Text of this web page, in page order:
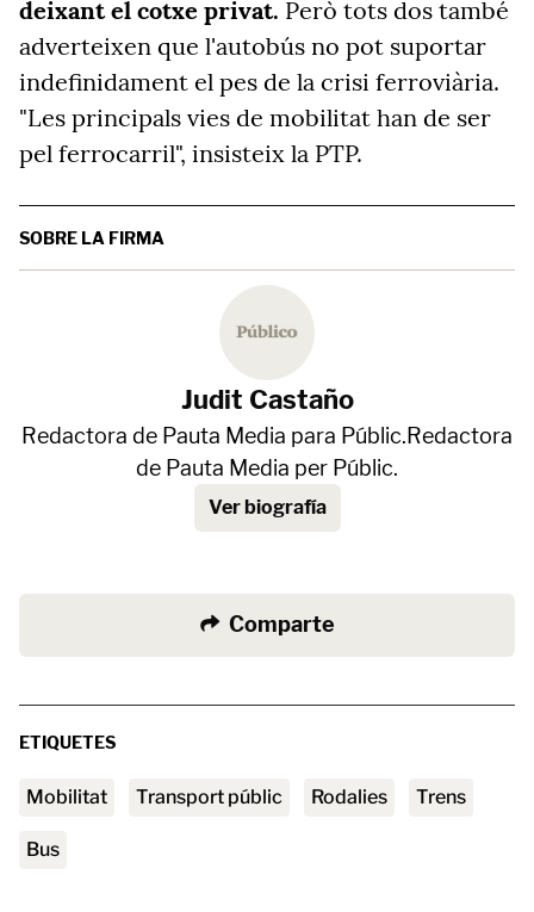
deixant el cotxe privat. Però tots dos també
adverteixen que l'autobús no pot suportar
indefinidament el pes de la crisi ferroviària.
"Les principals vies de mobilitat han de ser
pel ferrocarril", insisteix la PTP.
SOBRE LA FIRMA
Judit Castaño
Redactora de Pauta Media para Públic.Redactora
de Pauta Media per Públic.
Ver biografía
Comparte
ETIQUETES
mobilitat transport públic Rodalies trens
bus